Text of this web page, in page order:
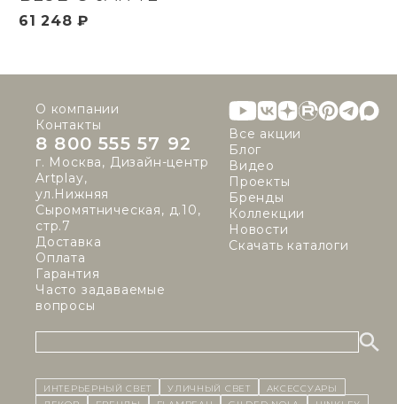
61 248 ₽
О компании
Контакты
8 800 555 57 92
г. Москва, Дизайн-центр
Artplay,
ул.Нижняя
Сыромятническая, д.10,
стр.7
Доставка
Оплата
Гарантия
Часто задаваемые
вопросы
Все акции
Блог
Видео
Проекты
Бренды
Коллекции
Новости
Скачать каталоги
ИНТЕРЬЕРНЫЙ СВЕТ уличный СВЕТ
Аксессуары